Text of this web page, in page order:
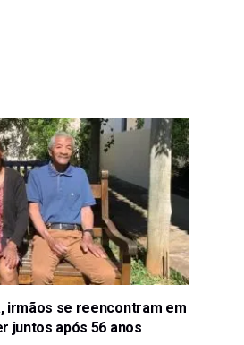
irmãos se reencontram em
juntos após 56 anos